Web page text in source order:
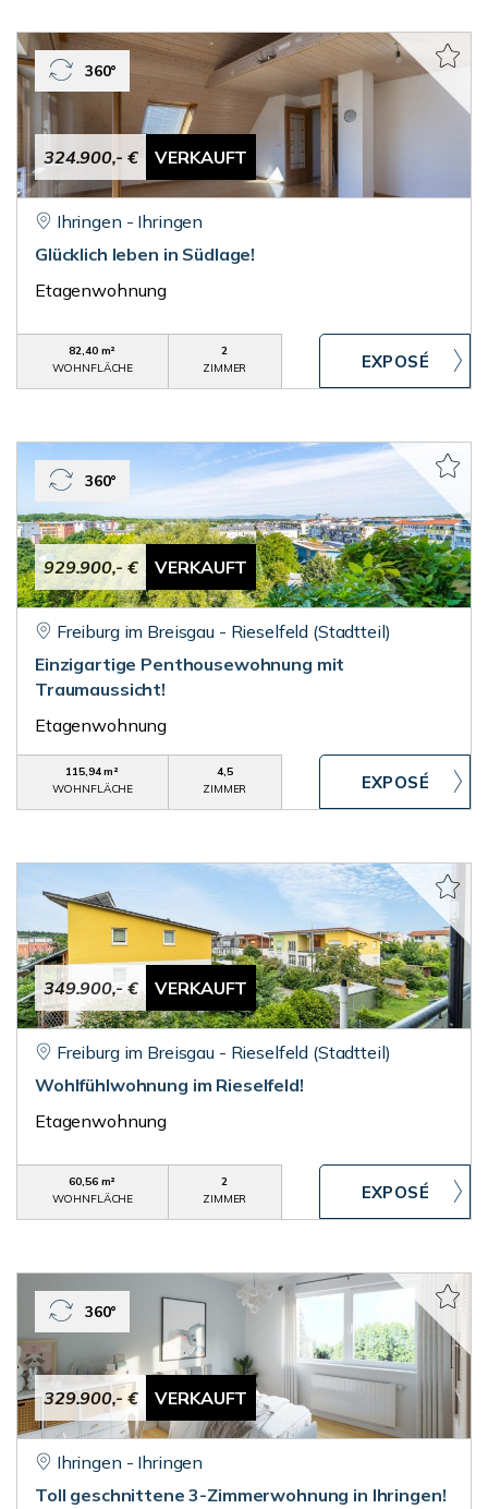
324.900,- € VERKAUFT
360°
Ihringen - Ihringen
Glücklich leben in Südlage!
Etagenwohnung
82,40 m²
WOHNFLÄCHE
2
ZIMMER
929.900,- € VERKAUFT
360°
Freiburg im Breisgau - Rieselfeld (Stadtteil)
Einzigartige Penthousewohnung mit
Traumaussicht!
Etagenwohnung
115,94 m²
WOHNFLÄCHE
4,5
ZIMMER
349.900,- € VERKAUFT
Freiburg im Breisgau - Rieselfeld (Stadtteil)
Wohlfühlwohnung im Rieselfeld!
Etagenwohnung
60,56 m²
WOHNFLÄCHE
2
ZIMMER
329.900,- € VERKAUFT
360°
Ihringen - Ihringen
Toll geschnittene 3-Zimmerwohnung in Ihringen!